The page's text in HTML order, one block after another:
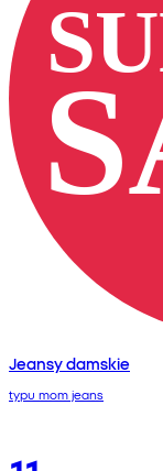
Jeansy damskie
typu mom jeans